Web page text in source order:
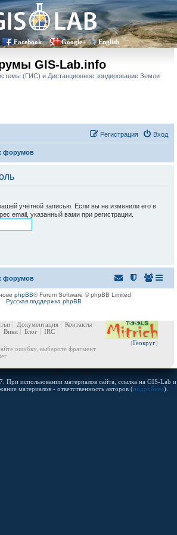
Facebook Google+ English
GIS-Lab.info
(ГИС) и Дистанционное зондирование Земли
Вход
Регистрация
форумов
учётной записью. Если вы не изменили его в
email, указанный вами при регистрации.
форумов
phpBB® Forum Software © phpBB Limited
Русская поддержка phpBB
(Геокруг)
Документация
Контакты
Вики Блог
IRC
ошибку, выберите фрагмент
использовании материалов сайта, ссылка на GIS-Lab и
материалов - ответственность авторов (подробнее).